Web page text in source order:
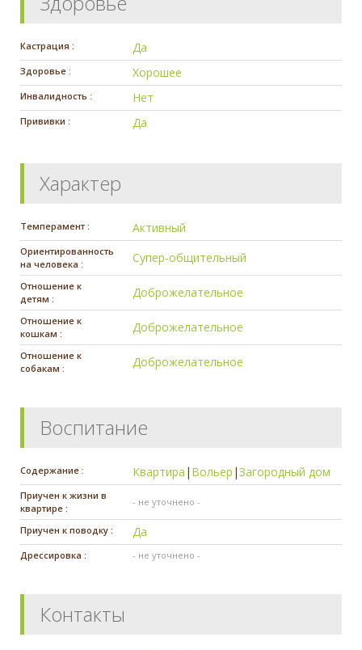
Кастрация : Да
Здоровье : Хорошее
Инвалидность : Нет
Прививки : Да
Характер
Темперамент : Активный
Ориентированность
на человека :
Супер-общительный
Отношение к
детям :
Доброжелательное
Отношение к
кошкам :
Доброжелательное
Отношение к
собакам :
Доброжелательное
Воспитание
Содержание : Квартира | Вольер |Загородный дом
Приучен к жизни в
квартире :
- не уточнено -
Приучен к поводку : Да
Дрессировка : - не уточнено -
Контакты